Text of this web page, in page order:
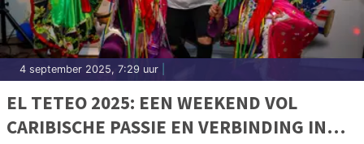
4 september 2025, 7:29 uur
EL TETEO 2025: EEN WEEKEND VOL
CARIBISCHE PASSIE EN VERBINDING IN